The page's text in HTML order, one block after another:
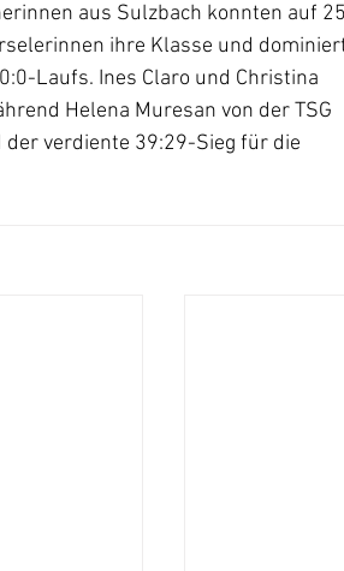
aus Sulzbach konnten auf
ihre Klasse und
Laufs. Ines Claro und Christina
Helena Muresan von der TSG
verdiente 39:29-Sieg für die